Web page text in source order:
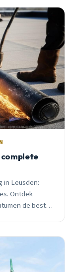
complete
in Leusden:
Ontdek
de beste